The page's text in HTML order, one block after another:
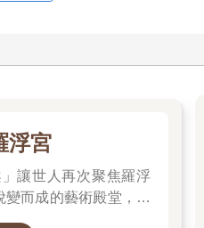
浮宮
讓世人再次聚焦羅浮
而成的藝術殿堂，收